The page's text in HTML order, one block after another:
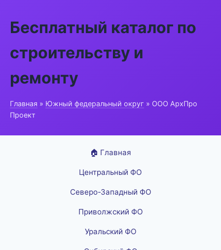
Бесплатный каталог по
строительству и
ремонту
Главная » Южный федеральный округ » ООО АрхПро
Проект
🏠 Главная
Центральный ФО
Северо-Западный ФО
Приволжский ФО
Уральский ФО